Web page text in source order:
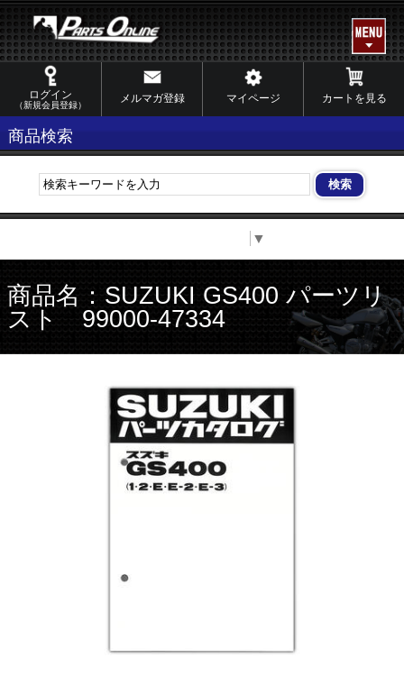
ログイン
（新規会員登録）
メルマガ登録 マイページ カートを見る
商品検索
▼
商品名：SUZUKI GS400 パーツリ
スト 99000-47334